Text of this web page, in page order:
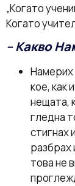
„Когато
Когато
– Какво
Намерих
кое, как
нещата,
гледна
стигнах
разбрах
това не